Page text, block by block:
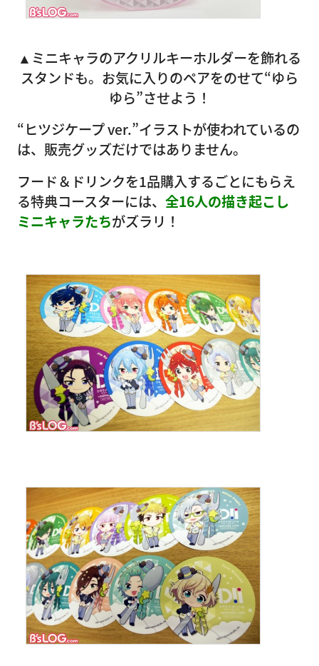
▲ミニキャラのアクリルキーホルダーを飾れる
スタンドも。お気に入りのペアをのせて“ゆら
ゆら”させよう！
“ヒツジケープ ver.”イラストが使われているの
は、販売グッズだけではありません。
フード＆ドリンクを1品購入するごとにもらえ
る特典コースターには、 全16人の描き起こし
ミニキャラたちがズラリ！